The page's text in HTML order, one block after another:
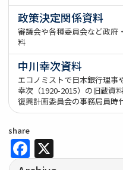
政策決定関係資料
審議会や各種委員会など政府
料
中川幸次資料
エコノミストで日本銀行理事
幸次（1920-2015）の旧蔵資
復興計画委員会の事務局員時
share
Facebook